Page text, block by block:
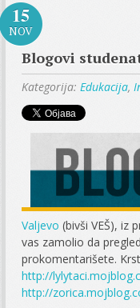
15
NOV
Blogovi
Kategorija:Edukacija,
Valjevo (bivši VEŠ), iz
vas zamolio da
prokomentarišete.
http://
http://